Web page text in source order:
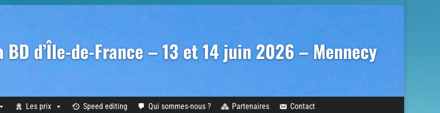
d’Île-de-France – 13 et 14 juin 2026 – Mennecy
Les prix Speed editing Qui sommes-nous ? Partenaires Contact